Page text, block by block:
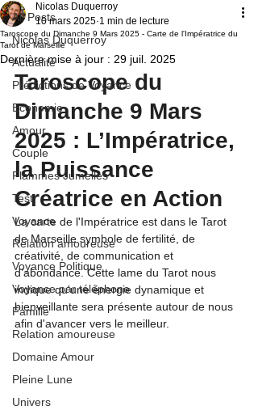
All Posts
Nicolas Duquerroy
Actualité
Prédictions de Voyance
Economie
Amour
Couple
Flammes Jumelles
Test
Voyance
Relation amoureuse
Voyance Politique
Voyance par téléphone
Famille
Relation amoureuse
Domaine Amour
Pleine Lune
Univers
Taroscope du Dimanche 9 Mars 2025 - Carte de l'Impératrice du
Tarot de Marseille
Nicolas Duquerroy
10 mars 2025 1 min de lecture
Dernière mise à jour : 29 juil. 2025
Taroscope du
Dimanche 9 Mars
2025 : L’Impératrice,
la Puissance
Créatrice en Action
La carte de l'Impératrice est dans le Tarot
de Marseille symbole de fertilité, de
créativité, de communication et
d’abondance. Cette lame du Tarot nous
indique qu'une énergie dynamique et
bienveillante sera présente autour de nous
afin d'avancer vers le meilleur.